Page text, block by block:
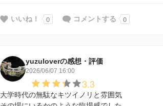
いいね！ 0 コメントする 0
yuzuloverの感想・評価
2026/06/07 16:00
3.3
大学時代の無駄なキツイノリと雰囲気